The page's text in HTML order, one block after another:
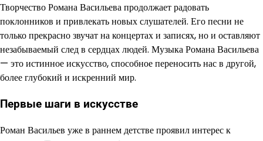
Творчество Романа Васильева продолжает радовать
поклонников и привлекать новых слушателей. Его песни не
только прекрасно звучат на концертах и записях, но и оставляют
незабываемый след в сердцах людей. Музыка Романа Васильева
— это истинное искусство, способное переносить нас в другой,
более глубокий и искренний мир.
Первые шаги в искусстве
Роман Васильев уже в раннем детстве проявил интерес к